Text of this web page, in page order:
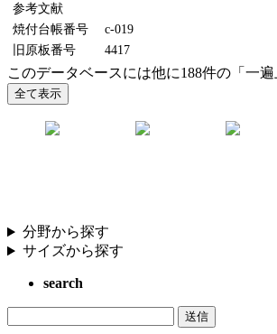
参考文献
焼付台帳番号
c-019
旧原板番号
4417
このデータベースには他に188件の「一
分野から探す
サイズから探す
search